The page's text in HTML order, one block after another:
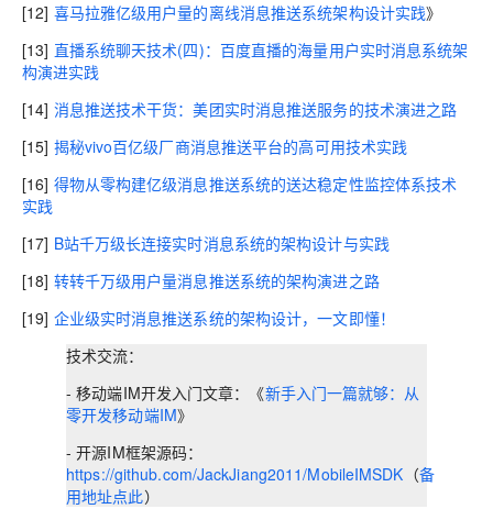
[12] 喜马拉雅亿级用户量的离线消息推送系统架构设计实践》
[13] 直播系统聊天技术(四)：百度直播的海量用户实时消息系统架
构演进实践
[14] 消息推送技术干货：美团实时消息推送服务的技术演进之路
[15] 揭秘vivo百亿级厂商消息推送平台的高可用技术实践
[16] 得物从零构建亿级消息推送系统的送达稳定性监控体系技术
实践
[17] B站千万级长连接实时消息系统的架构设计与实践
[18] 转转千万级用户量消息推送系统的架构演进之路
[19] 企业级实时消息推送系统的架构设计，一文即懂！
技术交流：
- 移动端IM开发入门文章：《新手入门一篇就够：从
零开发移动端IM》
- 开源IM框架源码：
https://github.com/JackJiang2011/MobileIMSDK （备
用地址点此）